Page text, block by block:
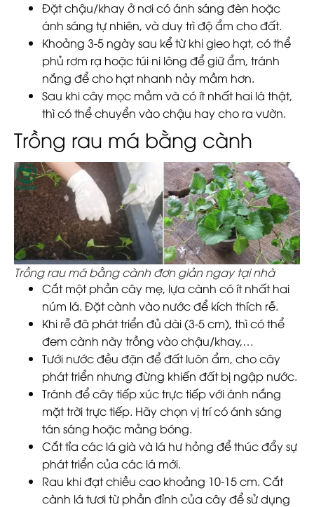
Đặt chậu/khay ở nơi có ánh sáng đèn hoặc
ánh sáng tự nhiên, và duy trì độ ẩm cho đất.
Khoảng 3-5 ngày sau kể từ khi gieo hạt, có thể
phủ rơm rạ hoặc túi ni lông để giữ ẩm, tránh
nắng để cho hạt nhanh nảy mầm hơn.
Sau khi cây mọc mầm và có ít nhất hai lá thật,
thì có thể chuyển vào chậu hay cho ra vườn.
Trồng rau má bằng cành
Trồng rau má bằng cành đơn giản ngay tại nhà
Cắt một phần cây mẹ, lựa cành có ít nhất hai
núm lá. Đặt cành vào nước để kích thích rễ.
Khi rễ đã phát triển đủ dài (3-5 cm), thì có thể
đem cành này trồng vào chậu/khay,…
Tưới nước đều đặn để đất luôn ẩm, cho cây
phát triển nhưng đừng khiến đất bị ngập nước.
Tránh để cây tiếp xúc trực tiếp với ánh nắng
mặt trời trực tiếp. Hãy chọn vị trí có ánh sáng
tán sáng hoặc mảng bóng.
Cắt tỉa các lá già và lá hư hỏng để thúc đẩy sự
phát triển của các lá mới.
Rau khi đạt chiều cao khoảng 10-15 cm. Cắt
cành lá tươi từ phần đỉnh của cây để sử dụng